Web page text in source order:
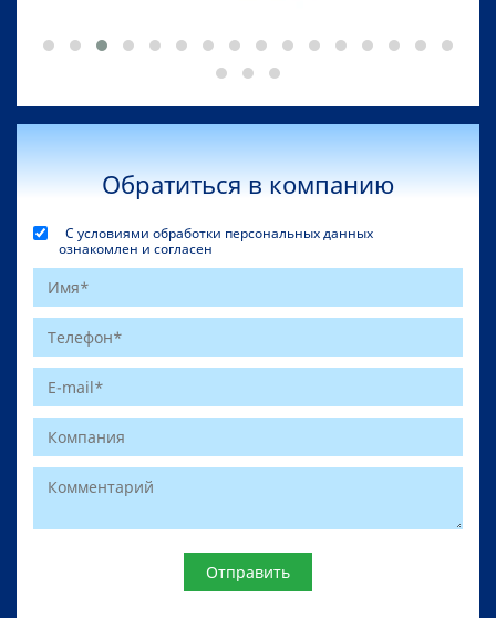
Обратиться в компанию
С условиями обработки персональных данных
ознакомлен и согласен